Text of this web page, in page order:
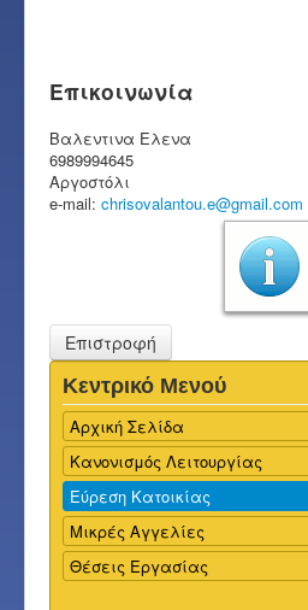
Επικοινωνία
Βαλεντινα Ελενα
6989994645
Αργοστόλι
e-mail: chrisovalantou.e@gmail.com
Επιστροφή
Κεντρικό Μενού
Αρχική Σελίδα
Κανονισμός Λειτουργίας
Εύρεση Κατοικίας
Μικρές Αγγελίες
Θέσεις Εργασίας